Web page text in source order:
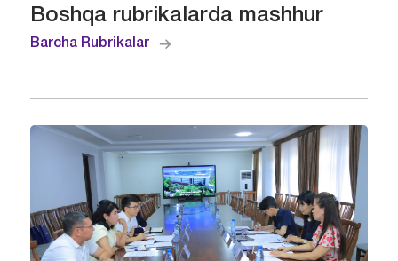
Boshqa rubrikalarda mashhur
Barcha Rubrikalar